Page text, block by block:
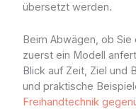
übersetzt werden.
Beim Abwägen, ob
zuerst ein Modell
Blick auf Zeit, Ziel und
und praktische
Freihandtechnik